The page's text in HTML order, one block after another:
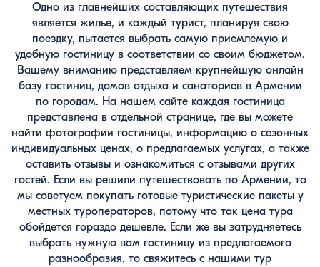
Одно из главнейших составляющих путешествия
является жилье, и каждый турист, планируя свою
поездку, пытается выбрать самую приемлемую и
удобную гостиницу в соответствии со своим бюджетом.
Вашему вниманию представляем крупнейшую онлайн
базу гостиниц, домов отдыха и санаториев в Армении
по городам. На нашем сайте каждая гостиница
представлена в отдельной странице, где вы можете
найти фотографии гостиницы, информацию о сезонных
индивидуальных ценах, о предлагаемых услугах, а также
оставить отзывы и ознакомиться с отзывами других
гостей. Если вы решили путешествовать по Армении, то
мы советуем покупать готовые туристические пакеты у
местных туроператоров, потому что так цена тура
обойдется гораздо дешевле. Если же вы затрудняетесь
выбрать нужную вам гостиницу из предлагаемого
разнообразия, то свяжитесь с нашими тур